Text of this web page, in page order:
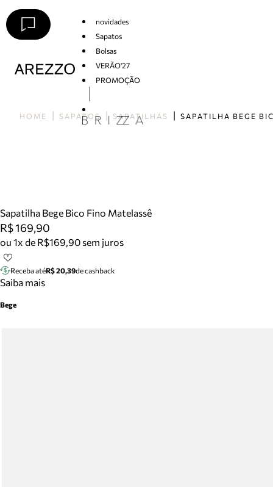
novidades
Sapatos
Bolsas
VERÃO'27
PROMOÇÃO
HOME SAPATOS SAPATILHAS
Sapatilha Bege Bico Fino Matelassê
R$ 169,90
ou 1x de R$169,90 sem juros
Receba atéR$ 20,39de cashback
Saiba mais
Bege